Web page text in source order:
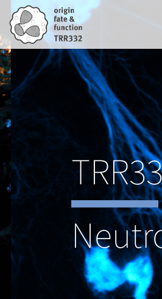
Direkt
zum
Inhalt